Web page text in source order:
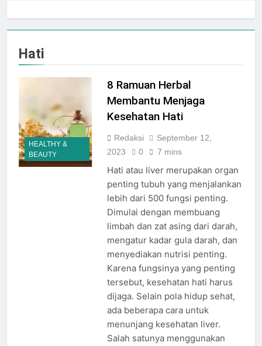
Agustus 2026 Dengan Tema
Nation Heritage
Plaza Ambarrukmo Rayakan
Hingga 80% Dan Rangkaian
Event Spesial
Hati
HEALTHY &
BEAUTY
8 Ramuan Herbal
Membantu Menjaga
Kesehatan Hati
Redaksi
September 12,
2023
0 7 mins
Hati atau liver merupakan organ
penting tubuh yang menjalankan
lebih dari 500 fungsi penting.
Dimulai dengan membuang
limbah dan zat asing dari darah,
mengatur kadar gula darah, dan
menyediakan nutrisi penting.
Karena fungsinya yang penting
tersebut, kesehatan hati harus
dijaga. Selain pola hidup sehat,
ada beberapa cara untuk
menunjang kesehatan liver.
Salah satunya menggunakan